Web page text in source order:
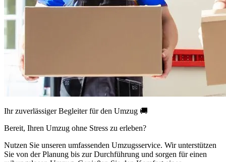
Ihr zuverlässiger Begleiter für den Umzug 🚚
Bereit, Ihren Umzug ohne Stress zu erleben?
Nutzen Sie unseren umfassenden Umzugsservice. Wir unterstützen
Sie von der Planung bis zur Durchführung und sorgen für einen